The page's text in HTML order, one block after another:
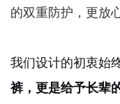
的双重防护，更放
我们设计的初衷始
裤，更是给予长辈